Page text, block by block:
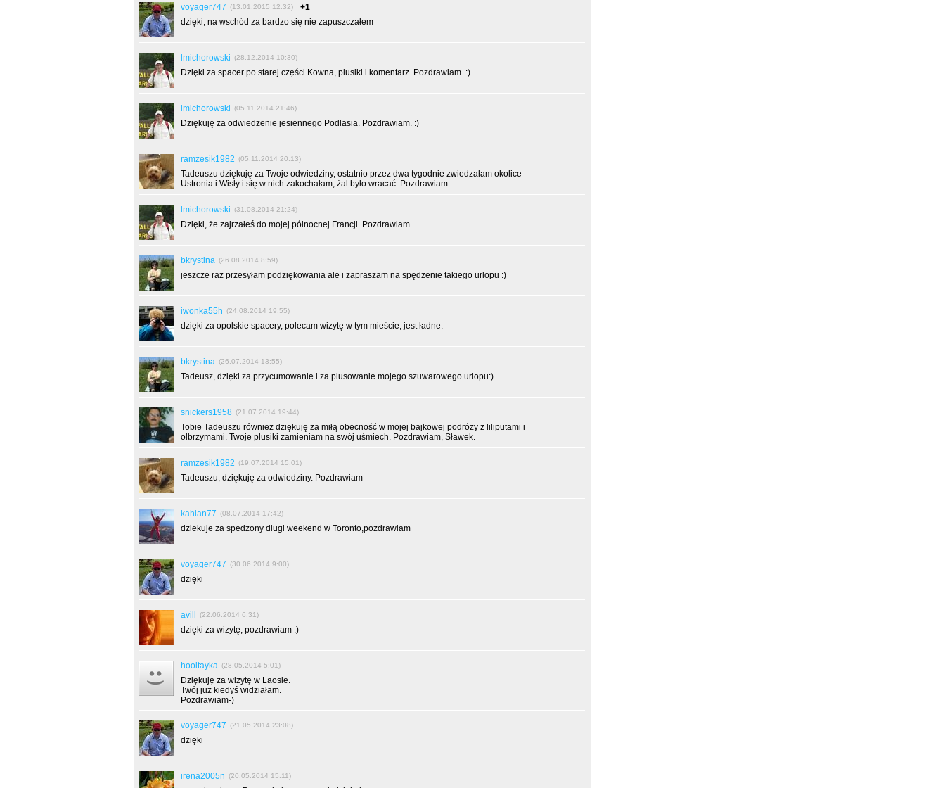
voyager747 (13.01.2015 12:32)
+1
dzięki, na wschód za bardzo się nie zapuszczałem
lmichorowski (28.12.2014 10:30)
Dzięki za spacer po starej części Kowna, plusiki i komentarz. Pozdrawiam. :)
lmichorowski (05.11.2014 21:46)
Dziękuję za odwiedzenie jesiennego Podlasia. Pozdrawiam. :)
ramzesik1982 (05.11.2014 20:13)
Tadeuszu dziękuję za Twoje odwiedziny, ostatnio przez dwa tygodnie zwiedzałam okolice
Ustronia i Wisły i się w nich zakochałam, żal było wracać. Pozdrawiam
lmichorowski (31.08.2014 21:24)
Dzięki, że zajrzałeś do mojej północnej Francji. Pozdrawiam.
bkrystina (26.08.2014 8:59)
jeszcze raz przesyłam podziękowania ale i zapraszam na spędzenie takiego urlopu :)
iwonka55h (24.08.2014 19:55)
dzięki za opolskie spacery, polecam wizytę w tym mieście, jest ładne.
bkrystina (26.07.2014 13:55)
Tadeusz, dzięki za przycumowanie i za plusowanie mojego szuwarowego urlopu:)
snickers1958 (21.07.2014 19:44)
Tobie Tadeuszu również dziękuję za miłą obecność w mojej bajkowej podróży z liliputami i
olbrzymami. Twoje plusiki zamieniam na swój uśmiech. Pozdrawiam, Sławek.
ramzesik1982 (19.07.2014 15:01)
Tadeuszu, dziękuję za odwiedziny. Pozdrawiam
kahlan77 (08.07.2014 17:42)
dziekuje za spedzony dlugi weekend w Toronto,pozdrawiam
voyager747 (30.06.2014 9:00)
dzięki
avill (22.06.2014 6:31)
dzięki za wizytę, pozdrawiam :)
hooltayka (28.05.2014 5:01)
Dziękuję za wizytę w Laosie.
Twój już kiedyś widziałam.
Pozdrawiam-)
voyager747 (21.05.2014 23:08)
dzięki
irena2005n (20.05.2014 15:11)